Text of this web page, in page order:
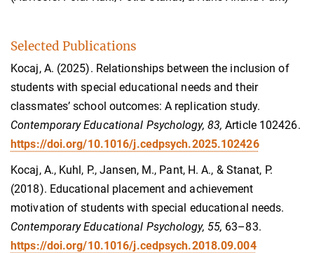
Selected Publications
Kocaj, A. (2025). Relationships between the inclusion of
students with special educational needs and their
classmates’ school outcomes: A replication study.
Contemporary Educational Psychology, 83, Article 102426.
https://doi.org/10.1016/j.cedpsych.2025.102426
Kocaj, A., Kuhl, P., Jansen, M., Pant, H. A., & Stanat, P.
(2018). Educational placement and achievement
motivation of students with special educational needs.
Contemporary Educational Psychology, 55, 63–83.
https://doi.org/10.1016/j.cedpsych.2018.09.004